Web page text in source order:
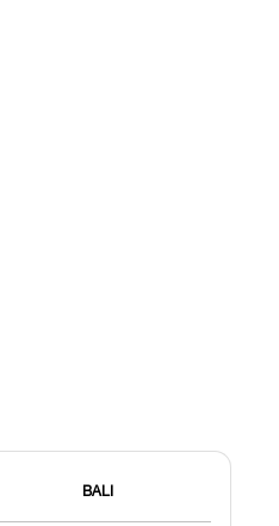
BALI